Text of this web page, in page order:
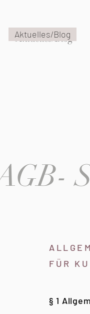
Aktuelles/Blog
Aktuelles/Blog
FÜR
§ 1